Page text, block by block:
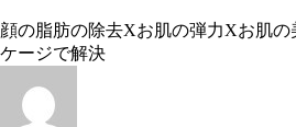
顔の脂肪の除去Xお肌の弾力Xお肌の
ケージで解決